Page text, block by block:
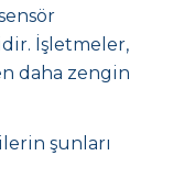
İşletmeler,
daha zengin
şunları